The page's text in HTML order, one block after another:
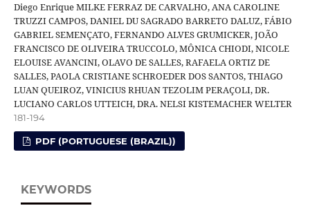
Diego Enrique MILKE FERRAZ DE CARVALHO, ANA CAROLINE
TRUZZI CAMPOS, DANIEL DU SAGRADO BARRETO DALUZ, FÁBIO
GABRIEL SEMENÇATO, FERNANDO ALVES GRUMICKER, JOÃO
FRANCISCO DE OLIVEIRA TRUCCOLO, MÔNICA CHIODI, NICOLE
ELOUISE AVANCINI, OLAVO DE SALLES, RAFAELA ORTIZ DE
SALLES, PAOLA CRISTIANE SCHROEDER DOS SANTOS, THIAGO
LUAN QUEIROZ, VINICIUS RHUAN TEZOLIM PERAÇOLI, DR.
LUCIANO CARLOS UTTEICH, DRA. NELSI KISTEMACHER WELTER
181-194
PDF (PORTUGUESE (BRAZIL))
KEYWORDS